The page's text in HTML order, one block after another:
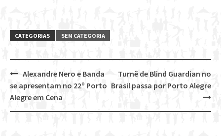
CATEGORIAS SEM CATEGORIA
Post
navigation
Turnê de Blind Guardian no
Brasil passa por Porto Alegre
Alexandre Nero e Banda
se apresentam no 22º Porto
Alegre em Cena